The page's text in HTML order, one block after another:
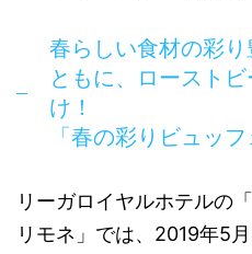
春らしい食材の彩
ともに、ロースト
け！
「春の彩りビュッ
リーガロイヤルホテルの
リモネ」では、2019年5